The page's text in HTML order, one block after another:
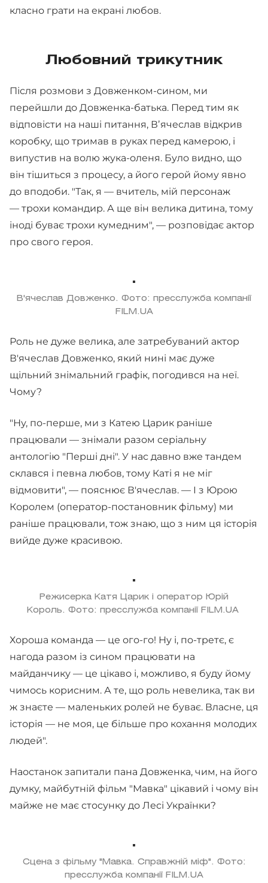
класно грати на екрані любов.
Любовний трикутник
Після розмови з Довженком-сином, ми
перейшли до Довженка-батька. Перед тим як
відповісти на наші питання, Вʼячеслав відкрив
коробку, що тримав в руках перед камерою, і
випустив на волю жука-оленя. Було видно, що
він тішиться з процесу, а його герой йому явно
до вподоби. "Так, я — вчитель, мій персонаж
— трохи командир. А ще він велика дитина, тому
іноді буває трохи кумедним", — розповідає актор
про свого героя.
В'ячеслав Довженко. Фото: пресслужба компанії
FILM.UA
Роль не дуже велика, але затребуваний актор
В'ячеслав Довженко, який нині має дуже
щільний знімальний графік, погодився на неї.
Чому?
"Ну, по-перше, ми з Катею Царик раніше
працювали — знімали разом серіальну
антологію "Перші дні". У нас давно вже тандем
склався і певна любов, тому Каті я не міг
відмовити", — пояснює В'ячеслав. — І з Юрою
Королем (оператор-постановник фільму) ми
раніше працювали, тож знаю, що з ним ця історія
вийде дуже красивою.
Режисерка Катя Царик і оператор Юрій
Король. Фото: пресслужба компанії FILM.UA
Хороша команда — це ого-го! Ну і, по-третє, є
нагода разом із сином працювати на
майданчику — це цікаво і, можливо, я буду йому
чимось корисним. А те, що роль невелика, так ви
ж знаєте — маленьких ролей не буває. Власне, ця
історія — не моя, це більше про кохання молодих
людей".
Наостанок запитали пана Довженка, чим, на його
думку, майбутній фільм "Мавка" цікавий і чому він
майже не має стосунку до Лесі Українки?
Сцена з фільму "Мавка. Справжній міф". Фото:
пресслужба компанії FILM.UA